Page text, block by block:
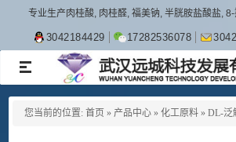
专业生产肉桂酸, 肉桂醛, 福美钠, 半胱胺盐酸盐,
3042184429 17282536078
TOGGLE
NAVIGATION
您当前的位置: 首页 » 产品中心 » 化工原料 » DL-泛